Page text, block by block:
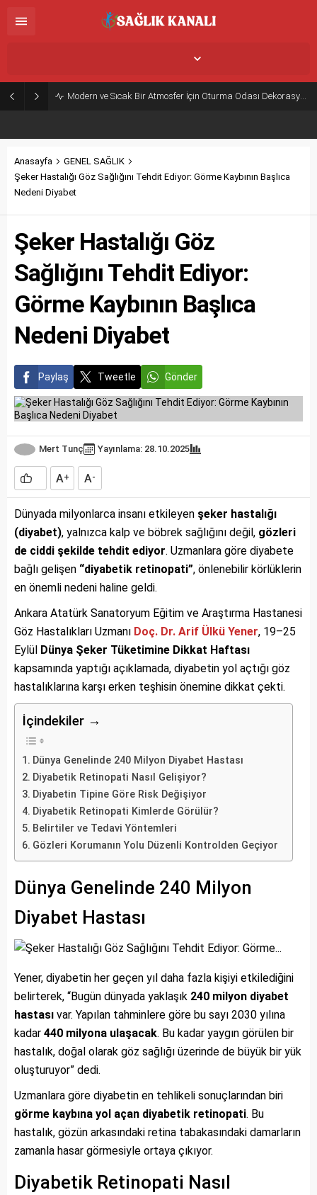
Modern ve Sıcak Bir Atmosfer İçin Oturma Odası Dekorasyon Önerileri
Anasayfa
GENEL SAĞLIK
Şeker Hastalığı Göz Sağlığını Tehdit Ediyor: Görme Kaybının Başlıca
Nedeni Diyabet
Şeker Hastalığı Göz
Sağlığını Tehdit Ediyor:
Görme Kaybının Başlıca
Nedeni Diyabet
Paylaş Tweetle Gönder
Mert Tunç Yayınlama: 28.10.2025
A+ A-
Dünyada milyonlarca insanı etkileyen şeker hastalığı
(diyabet), yalnızca kalp ve böbrek sağlığını değil, gözleri
de ciddi şekilde tehdit ediyor. Uzmanlara göre diyabete
bağlı gelişen “diyabetik retinopati”, önlenebilir körlüklerin
en önemli nedeni haline geldi.
Ankara Atatürk Sanatoryum Eğitim ve Araştırma Hastanesi
Göz Hastalıkları Uzmanı Doç. Dr. Arif Ülkü Yener, 19–25
Eylül Dünya Şeker Tüketimine Dikkat Haftası
kapsamında yaptığı açıklamada, diyabetin yol açtığı göz
hastalıklarına karşı erken teşhisin önemine dikkat çekti.
İçindekiler →
Dünya Genelinde 240 Milyon Diyabet Hastası
Diyabetik Retinopati Nasıl Gelişiyor?
Diyabetin Tipine Göre Risk Değişiyor
Diyabetik Retinopati Kimlerde Görülür?
Belirtiler ve Tedavi Yöntemleri
Gözleri Korumanın Yolu Düzenli Kontrolden Geçiyor
Dünya Genelinde 240 Milyon
Diyabet Hastası
Yener, diyabetin her geçen yıl daha fazla kişiyi etkilediğini
belirterek, “Bugün dünyada yaklaşık 240 milyon diyabet
hastası var. Yapılan tahminlere göre bu sayı 2030 yılına
kadar 440 milyona ulaşacak. Bu kadar yaygın görülen bir
hastalık, doğal olarak göz sağlığı üzerinde de büyük bir yük
oluşturuyor” dedi.
Uzmanlara göre diyabetin en tehlikeli sonuçlarından biri
görme kaybına yol açan diyabetik retinopati. Bu
hastalık, gözün arkasındaki retina tabakasındaki damarların
zamanla hasar görmesiyle ortaya çıkıyor.
Diyabetik Retinopati Nasıl